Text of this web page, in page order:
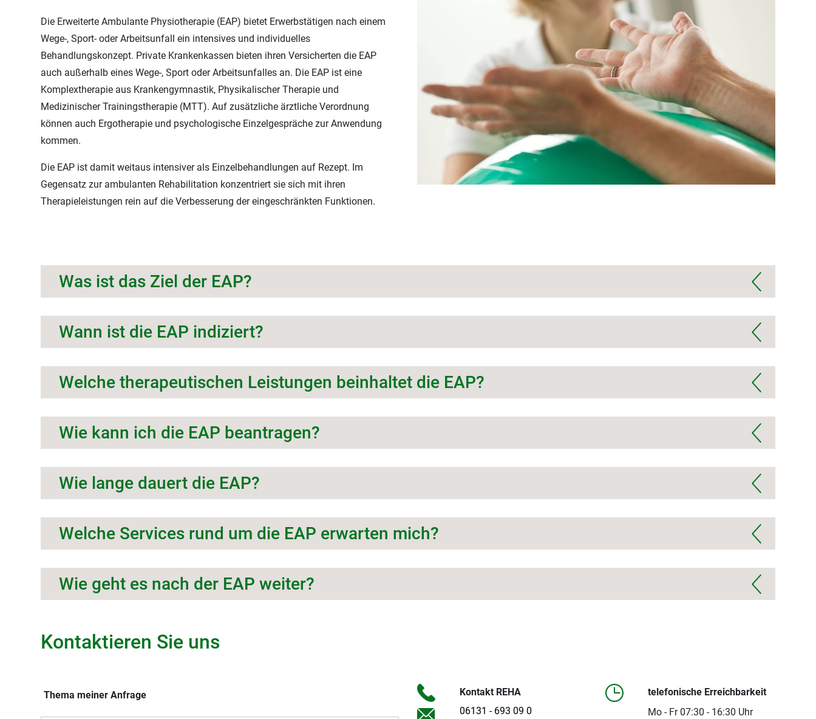
Die Erweiterte Ambulante Physiotherapie (EAP) bietet Erwerbstätigen nach einem
Wege-, Sport- oder Arbeitsunfall ein intensives und individuelles
Behandlungskonzept. Private Krankenkassen bieten ihren Versicherten die EAP
auch außerhalb eines Wege-, Sport oder Arbeitsunfalles an. Die EAP ist eine
Komplextherapie aus Krankengymnastik, Physikalischer Therapie und
Medizinischer Trainingstherapie (MTT). Auf zusätzliche ärztliche Verordnung
können auch Ergotherapie und psychologische Einzelgespräche zur Anwendung
kommen.
Die EAP ist damit weitaus intensiver als Einzelbehandlungen auf Rezept. Im
Gegensatz zur ambulanten Rehabilitation konzentriert sie sich mit ihren
Therapieleistungen rein auf die Verbesserung der eingeschränkten Funktionen.
Was ist das Ziel der EAP?
Wann ist die EAP indiziert?
Welche therapeutischen Leistungen beinhaltet die EAP?
Wie kann ich die EAP beantragen?
Wie lange dauert die EAP?
Welche Services rund um die EAP erwarten mich?
Wie geht es nach der EAP weiter?
Kontaktieren Sie uns
Thema meiner Anfrage
Kontakt REHA
06131 - 693 09 0
telefonische Erreichbarkeit
Mo - Fr 07:30 - 16:30 Uhr